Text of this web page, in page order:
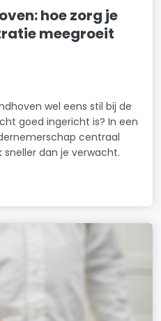
hoe zorg je
meegroeit
wel eens stil bij de
goed ingericht is? In een
centraal
dan je verwacht.